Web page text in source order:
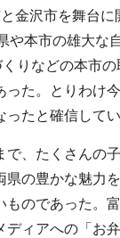
金沢市を舞台
本市の雄大な
りなどの本市
た。とりわけ
たと確信してい
、たくさんの
の豊かな魅力
のであった。
ィアへの「お